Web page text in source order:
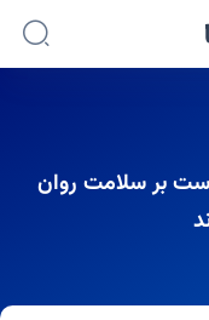
بر سلامت روان